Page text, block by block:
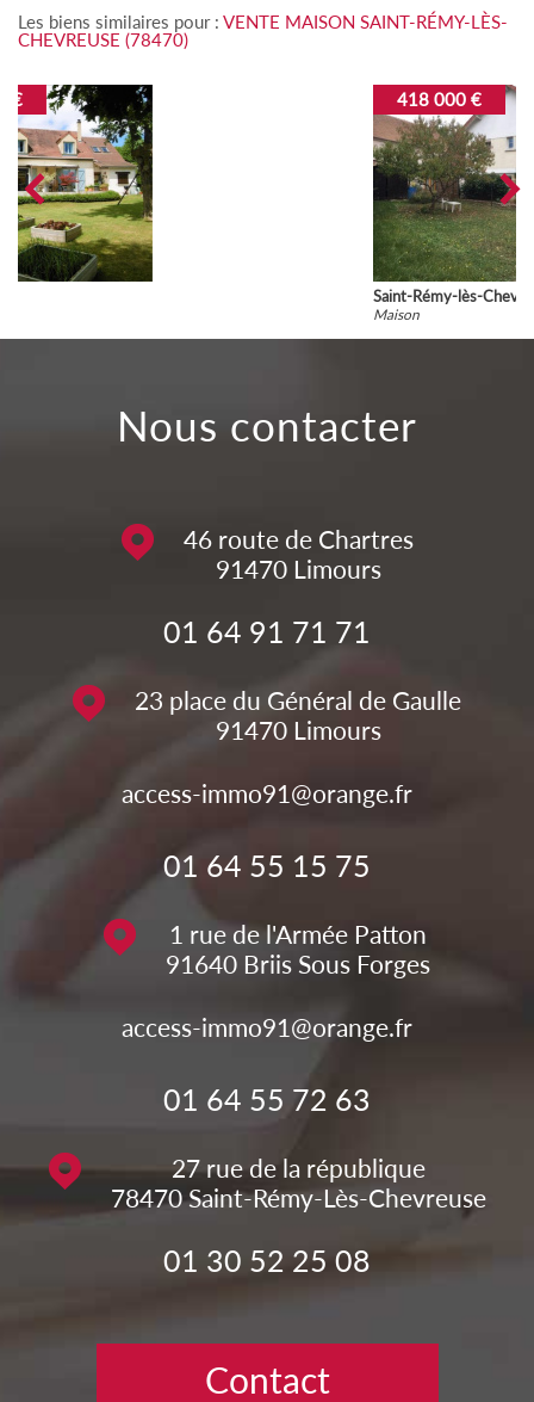
Les biens similaires pour : VENTE MAISON SAINT-RÉMY-LÈS-
CHEVREUSE (78470)
nous contacter
46 route de Chartres
91470 Limours
01 64 91 71 71
23 place du Général de Gaulle
91470 Limours
access-immo91@orange.fr
01 64 55 15 75
1 rue de l'Armée Patton
91640 Briis Sous Forges
access-immo91@orange.fr
01 64 55 72 63
27 rue de la république
78470 Saint-Rémy-Lès-Chevreuse
01 30 52 25 08
Contact